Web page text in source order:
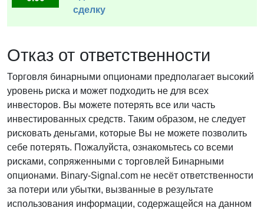
сделку
Отказ от ответственности
Торговля бинарными опционами предполагает высокий
уровень риска и может подходить не для всех
инвесторов. Вы можете потерять все или часть
инвестированных средств. Таким образом, не следует
рисковать деньгами, которые Вы не можете позволить
себе потерять. Пожалуйста, ознакомьтесь со всеми
рисками, сопряженными с торговлей Бинарными
опционами. Binary-Signal.com не несёт ответственности
за потери или убытки, вызванные в результате
использования информации, содержащейся на данном